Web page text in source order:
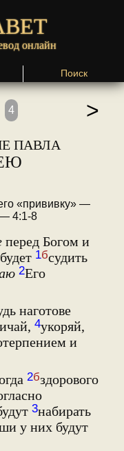
онлайн
Поиск
4 >
ПАВЛА
«прививку» —
4:1-8
перед Богом и
1бсудить
2Его
наготове
4укоряй,
и
2бздорового
3набирать
у них будут